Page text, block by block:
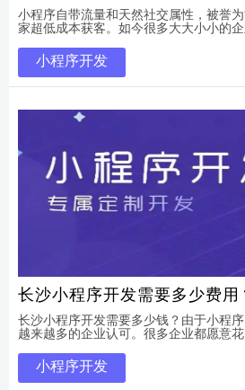
小程序自带流量和天然社交属性，被誉
家超低成本获客。如今很多大大小小的
小程序开发
长沙小程序开发需要多少费用
长沙小程序开发需要多少钱？由于小程
越来越多的企业认可。很多企业都愿意
小程序开发